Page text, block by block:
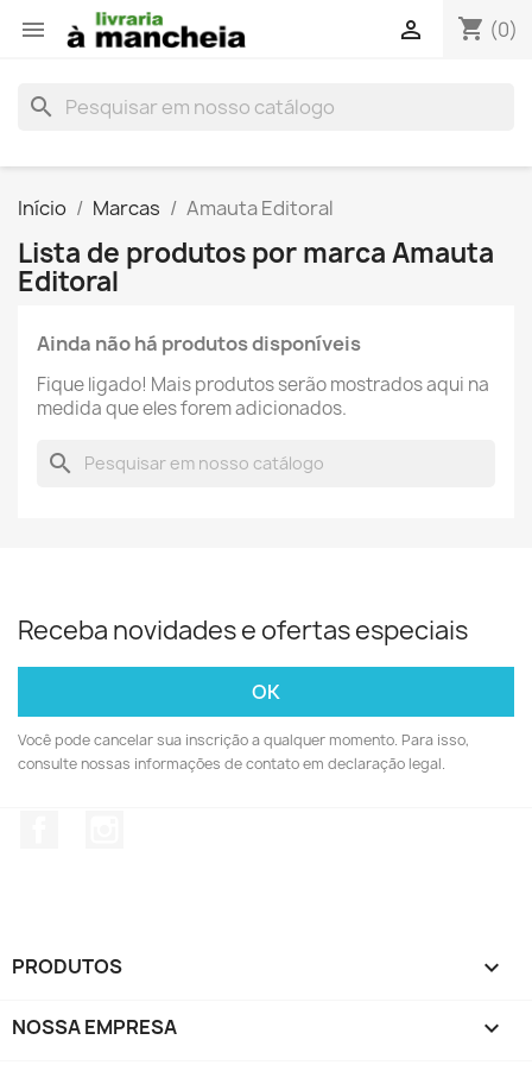
 shopping_cart (0)

search
Início Marcas Amauta Editoral
Lista de produtos por marca Amauta
Editoral
Ainda não há produtos disponíveis
Fique ligado! Mais produtos serão mostrados aqui na
medida que eles forem adicionados.
search
Receba novidades e ofertas especiais
Você pode cancelar sua inscrição a qualquer momento. Para isso,
consulte nossas informações de contato em declaração legal.
PRODUTOS 
NOSSA EMPRESA 